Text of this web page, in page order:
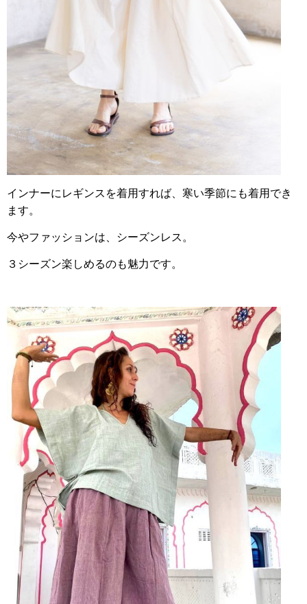
インナーにレギンスを着用すれば、寒い季節にも着用でき
ます。
今やファッションは、シーズンレス。
３シーズン楽しめるのも魅力です。